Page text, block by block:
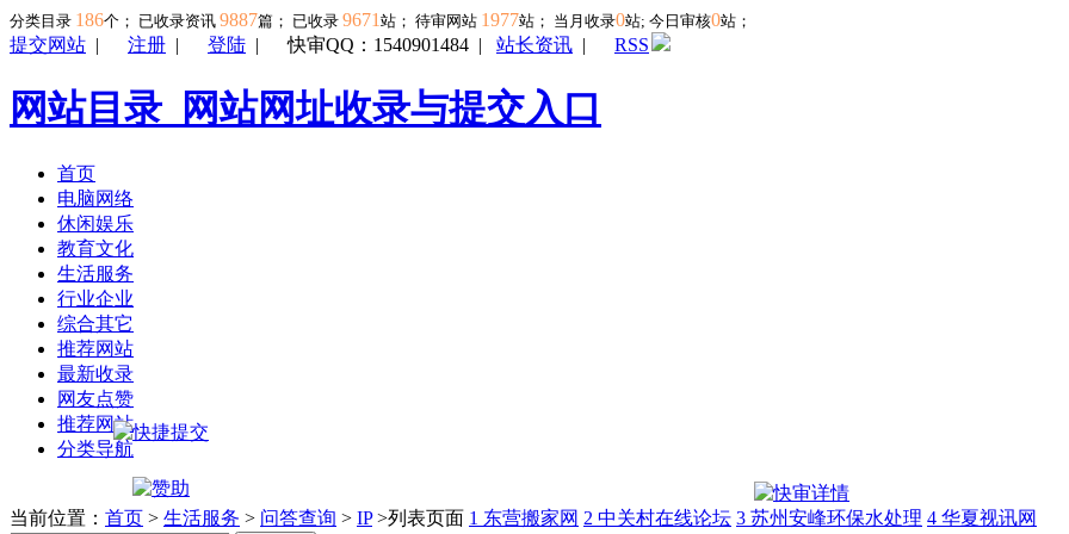
分类目录 186个； 已收录资讯 9887篇； 已收录 9671 站； 待审网站 1977站； 当月收录0站; 今日审核0站；
提交网站 | 注册 | 登陆 |快审QQ：1540901484 | 站长资讯 | RSS
网站目录_网站网址收录与提交入口
首页
电脑网络
休闲娱乐
教育文化
生活服务
行业企业
综合其它
推荐网站
最新收录
网友点赞
推荐网站
分类导航
当前位置： 首页 > 生活服务 > 问答查询 > IP>列表页面 1 东营搬家网 2 中关村在线论坛 3 苏州安峰环保水处理 4 华夏视讯网